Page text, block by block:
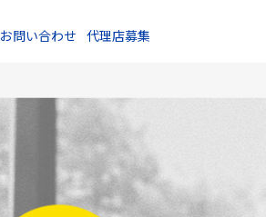
お問い合わせ 代理店募集